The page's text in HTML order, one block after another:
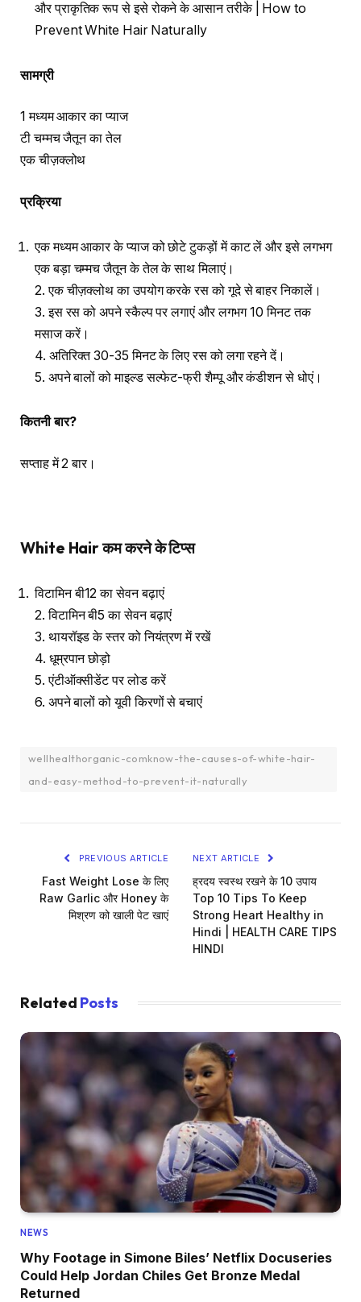
और प्राकृतिक रूप से इसे रोकने के आसान तरीके | How to
Prevent White Hair Naturally
सामग्री
1 मध्यम आकार का प्याज
टी चम्मच जैतून का तेल
एक चीज़क्लोथ
प्रक्रिया
एक मध्यम आकार के प्याज को छोटे टुकड़ों में काट लें और इसे लगभग
एक बड़ा चम्मच जैतून के तेल के साथ मिलाएं।
2. एक चीज़क्लोथ का उपयोग करके रस को गूदे से बाहर निकालें।
3. इस रस को अपने स्कैल्प पर लगाएं और लगभग 10 मिनट तक
मसाज करें।
4. अतिरिक्त 30-35 मिनट के लिए रस को लगा रहने दें।
5. अपने बालों को माइल्ड सल्फेट-फ्री शैम्पू और कंडीशन से धोएं।
कितनी बार?
सप्ताह में 2 बार।
White Hairकम करने के टिप्स
विटामिन बी12 का सेवन बढ़ाएं
2. विटामिन बी5 का सेवन बढ़ाएं
3. थायरॉइड के स्तर को नियंत्रण में रखें
4. धूम्रपान छोड़ो
5. एंटीऑक्सीडेंट पर लोड करें
6. अपने बालों को यूवी किरणों से बचाएं
wellhealthorganic-comknow-the-causes-of-white-hair-
and-easy-method-to-prevent-it-naturally
PREVIOUS ARTICLE
Fast Weight Lose के लिए
Raw Garlic और Honey के
मिश्रण को खाली पेट खाएं
NEXT ARTICLE
ह्रदय स्वस्थ रखने के 10 उपाय
Top 10 Tips To Keep
Strong Heart Healthy in
Hindi | HEALTH CARE TIPS
HINDI
Related Posts
NEWS
Why Footage in Simone Biles’ Netflix Docuseries
Could Help Jordan Chiles Get Bronze Medal
Returned